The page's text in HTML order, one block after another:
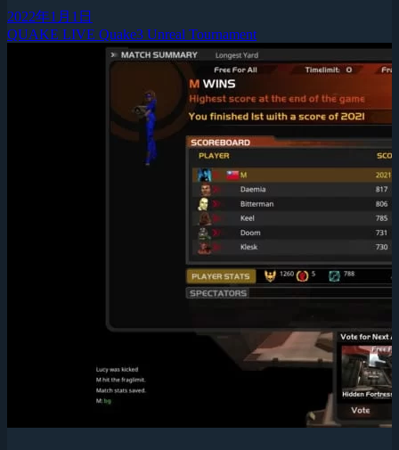
2022年1月1日
QUAKE LIVE Quake3 Unreal Tournament